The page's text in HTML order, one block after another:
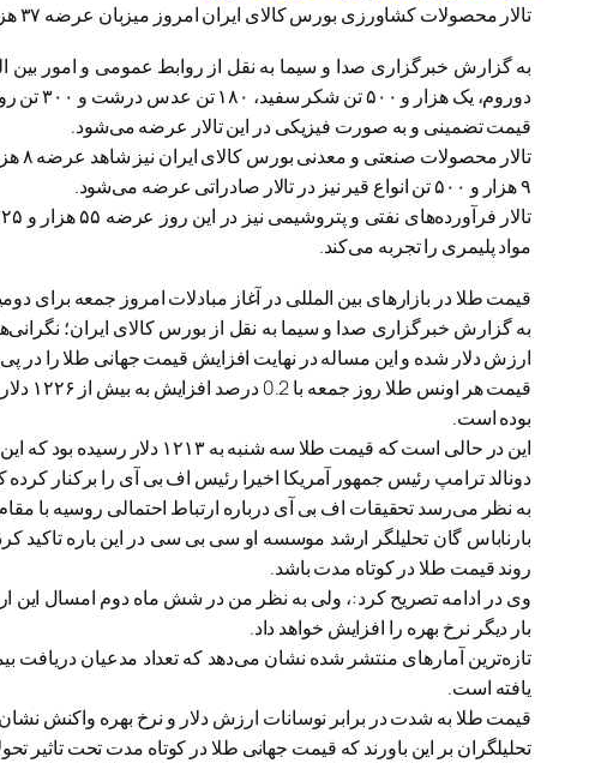
تالار محصولات کشاورزی بورس کالای ایران امروز میزبان عرضه ۳۷ هزار و ۳۱۲ تن انواع محصول است.
قیمت تضمینی و به صورت فیزیکی در این تالار عرضه می‌شود.
تالار محصولات صنعتی و معدنی بورس کالای ایران نیز شاهد عرضه ۸ هزار و ۵۰۰ تن کک متالورژی شرکت کک سازی زرند است.
۹ هزار و ۵۰۰ تن انواع قیر نیز در تالار صادراتی عرضه می‌شود.
مواد پلیمری را تجربه می‌کند.
قیمت طلا در بازارهای بین المللی در آغاز مبادلات امروز جمعه برای
به گزارش خبرگزاری صدا و سیما به نقل از بورس کالای ایران؛
ارزش دلار شده و این مساله در نهایت افزایش قیمت جهانی طلا را در
بوده است.
این در حالی است که قیمت طلا سه شنبه به ۱۲۱۳ دلار رسیده بود که این رقم پایین‌ترین قیمت در ۸ هفته اخیر بوده است.
دونالد ترامپ رئیس جمهور آمریکا اخیرا رئیس اف بی آی را برکنار
به نظر می‌رسد تحقیقات اف بی آی درباره ارتباط احتمالی روسیه با
بارناباس گان تحلیلگر ارشد موسسه او سی بی سی در این باره تاکید
روند قیمت طلا در کوتاه مدت باشد.
بار دیگر نرخ بهره را افزایش خواهد داد.
تازه‌ترین آمارهای منتشر شده نشان می‌دهد که تعداد مدعیان
یافته است.
قیمت طلا به شدت در برابر نوسانات ارزش دلار و نرخ بهره واکنش نشان می‌دهد. شاخص ارزش دلار
تحلیلگران بر این باورند که قیمت جهانی طلا در کوتاه مدت تحت تاثیر